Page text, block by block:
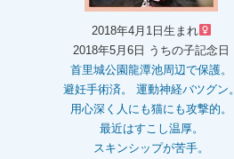
2018年4月1日生まれ
2018年5月6日 うちの子記念日
首里城公園龍潭池周辺で保護。
避妊手術済。 運動神経バツグン。
用心深く人にも猫にも攻撃的。
最近はすこし温厚。
スキンシップが苦手。